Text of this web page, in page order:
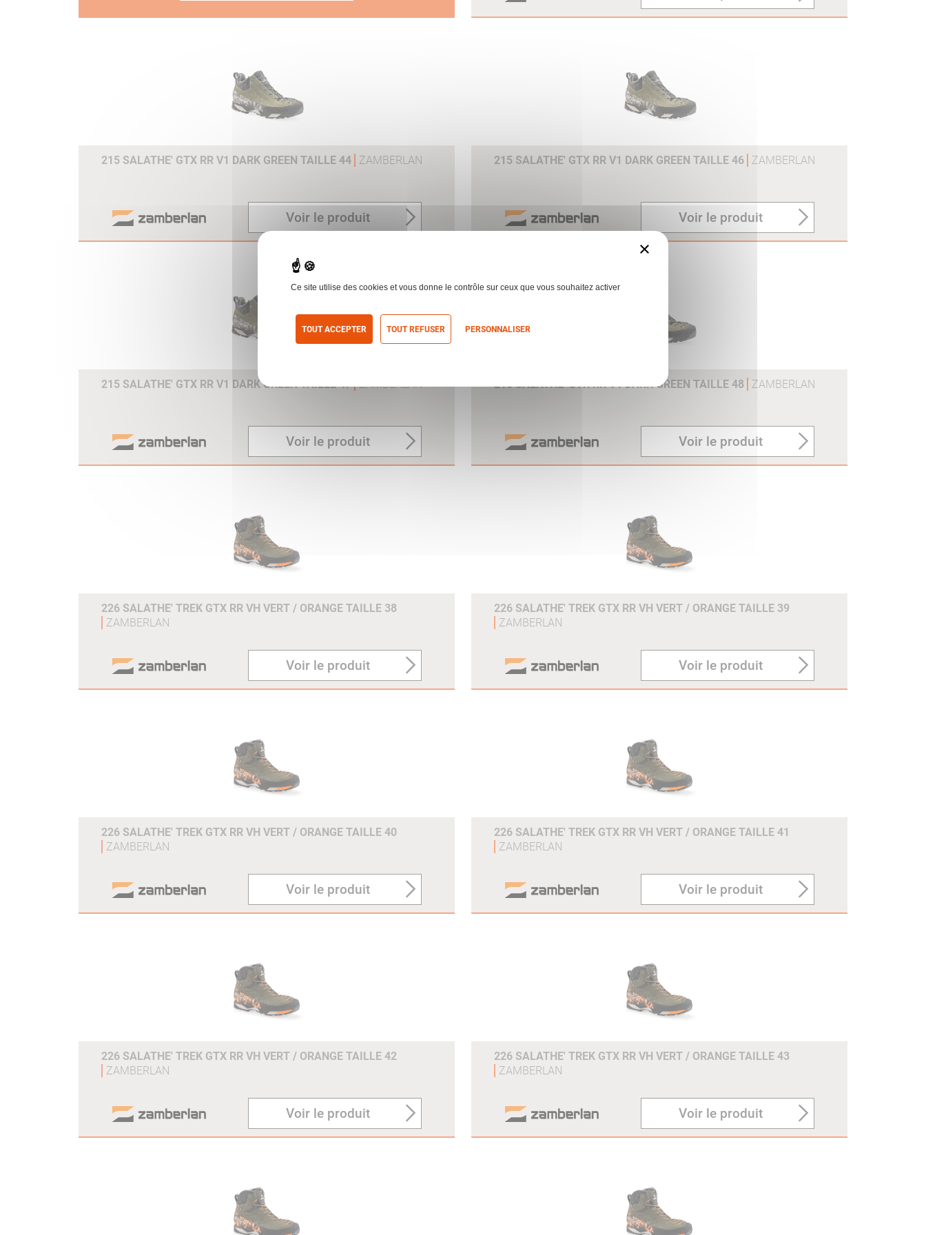
215 SALATHE' GTX RR V1 DARK GREEN TAILLE 44 ZAMBERLAN
Voir le produit
215 SALATHE' GTX RR V1 DARK GREEN TAILLE 46 ZAMBERLAN
Voir le produit
215 SALATHE' GTX RR V1 DARK GREEN TAILLE 47 ZAMBERLAN
Voir le produit
215 SALATHE' GTX RR V1 DARK GREEN TAILLE 48 ZAMBERLAN
Voir le produit
226 SALATHE' TREK GTX RR VH VERT / ORANGE TAILLE 38
ZAMBERLAN
Voir le produit
226 SALATHE' TREK GTX RR VH VERT / ORANGE TAILLE 39
ZAMBERLAN
Voir le produit
226 SALATHE' TREK GTX RR VH VERT / ORANGE TAILLE 40
ZAMBERLAN
Voir le produit
226 SALATHE' TREK GTX RR VH VERT / ORANGE TAILLE 41
ZAMBERLAN
Voir le produit
226 SALATHE' TREK GTX RR VH VERT / ORANGE TAILLE 42
ZAMBERLAN
Voir le produit
226 SALATHE' TREK GTX RR VH VERT / ORANGE TAILLE 43
ZAMBERLAN
Voir le produit
×
Ce site utilise des cookies et vous donne le contrôle sur ceux que vous souhaitez activer
TOUT ACCEPTER TOUT REFUSER PERSONNALISER